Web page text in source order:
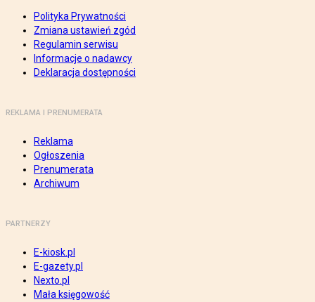
Polityka Prywatności
Zmiana ustawień zgód
Regulamin serwisu
Informacje o nadawcy
Deklaracja dostępności
REKLAMA I PRENUMERATA
Reklama
Ogłoszenia
Prenumerata
Archiwum
PARTNERZY
E-kiosk.pl
E-gazety.pl
Nexto.pl
Mała księgowość